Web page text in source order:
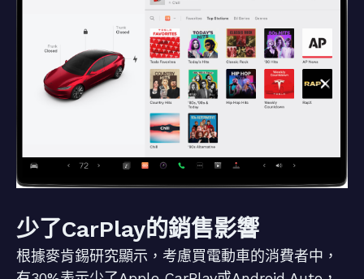
少了CarPlay的銷售影響
根據麥肯錫研究顯示，考慮買電動車的消費者中，